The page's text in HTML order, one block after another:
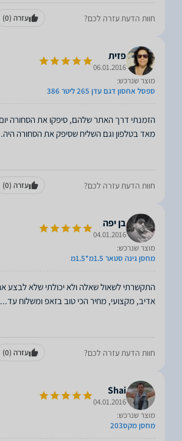
חוות הדעת עזרה לכם? עזרה (0)
פזית
06.01.2016
מוצר שנרכש:
ספסל אחסון דגם עדן 265 ליטר 386
הזמנתי דרך האתר שלהם, סיפקו את הסחורה
מאד בטלפון וגם השליח שסיפק את הסחורה היה
חוות הדעת עזרה לכם? עזרה (0)
בן יפה
04.01.2016
מוצר שנרכש:
מחסן גינה סטאר 1.5מ*1.5מ
התקשרתי לשאול שאלה ולא יכולתי שלא לבצע
אדיב, מקצועי, מחיר הכי טוב בזאפ ומשלוח עד...
חוות הדעת עזרה לכם? עזרה (0)
Shai
04.01.2016
מוצר שנרכש:
מחסן מקס203